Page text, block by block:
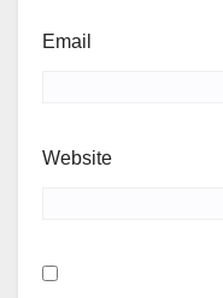
Email
Website